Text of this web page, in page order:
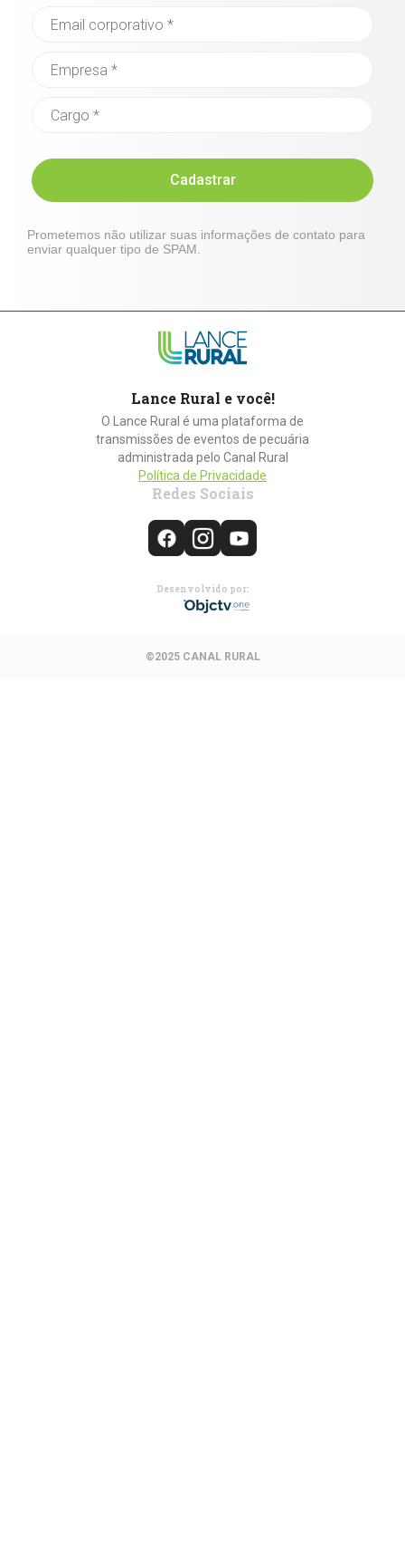
Cadastrar
Prometemos não utilizar suas informações de contato para
enviar qualquer tipo de SPAM.
Lance Rural e você!
O Lance Rural é uma plataforma de
transmissões de eventos de pecuária
administrada pelo Canal Rural
Política de Privacidade
Redes Sociais
Desenvolvido por:
©2025 CANAL RURAL